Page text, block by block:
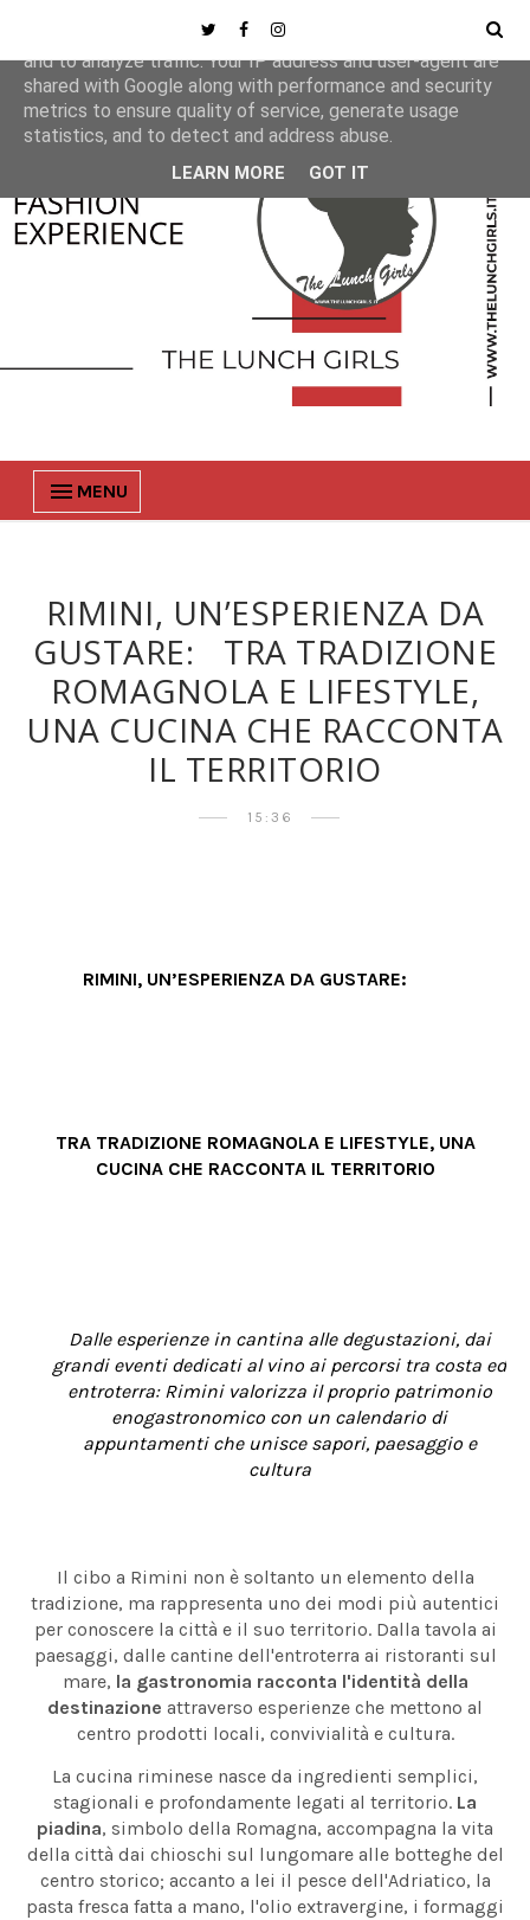
MENU
RIMINI, UN’ESPERIENZA DA
GUSTARE: TRA TRADIZIONE
ROMAGNOLA E LIFESTYLE,
UNA CUCINA CHE RACCONTA
IL TERRITORIO
15:36
RIMINI, UN’ESPERIENZA DA GUSTARE:
TRA TRADIZIONE ROMAGNOLA E LIFESTYLE, UNA
CUCINA CHE RACCONTA IL TERRITORIO
Dalle esperienze in cantina alle degustazioni, dai
grandi eventi dedicati al vino ai percorsi tra costa ed
entroterra: Rimini valorizza il proprio patrimonio
enogastronomico con un calendario di
appuntamenti che unisce sapori, paesaggio e
cultura
Il cibo a Rimini non è soltanto un elemento della
tradizione, ma rappresenta uno dei modi più autentici
per conoscere la città e il suo territorio. Dalla tavola ai
paesaggi, dalle cantine dell'entroterra ai ristoranti sul
mare, la gastronomia racconta l'identità della
destinazione attraverso esperienze che mettono al
centro prodotti locali, convivialità e cultura.
La cucina riminese nasce da ingredienti semplici,
stagionali e profondamente legati al territorio. La
piadina, simbolo della Romagna, accompagna la vita
della città dai chioschi sul lungomare alle botteghe del
centro storico; accanto a lei il pesce dell'Adriatico, la
pasta fresca fatta a mano, l'olio extravergine, i formaggi
This site uses cookies from Google to deliver its services
and to analyze traffic. Your IP address and user-agent are
shared with Google along with performance and security
metrics to ensure quality of service, generate usage
statistics, and to detect and address abuse.
LEARN MORE GOT IT